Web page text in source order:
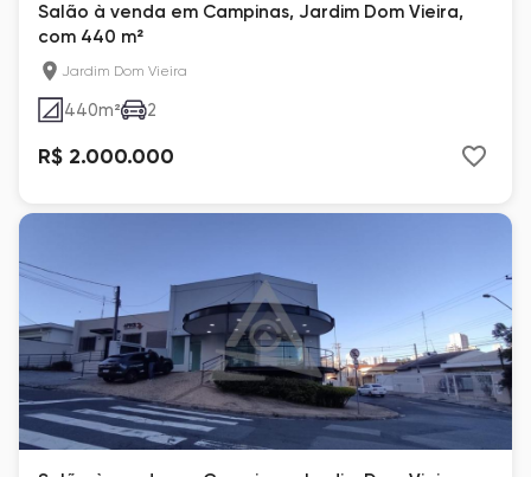
Salão à venda em Campinas, Jardim Dom Vieira,
com 440 m²
Jardim Dom Vieira
440m² 2
R$ 2.000.000